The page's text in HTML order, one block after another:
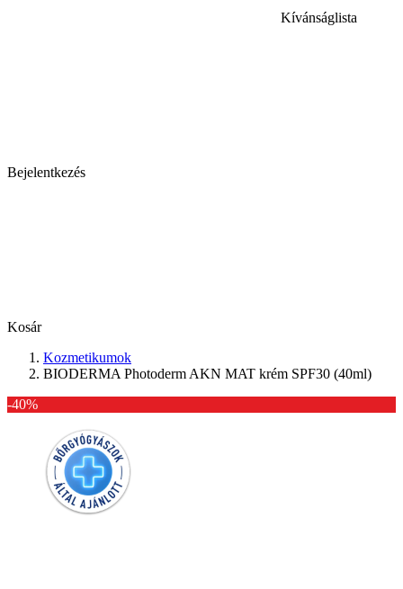
Kívánságlista
Bejelentkezés
Kosár
Kozmetikumok
BIODERMA Photoderm AKN MAT krém SPF30 (40ml)
-40%